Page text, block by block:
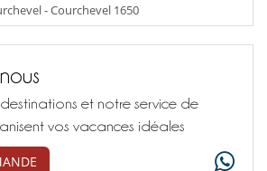
- Courchevel 1650
et notre service de
vos vacances idéales